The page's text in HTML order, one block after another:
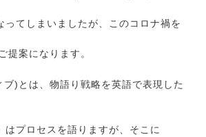
ってしまいましたが、このコロナ禍を
提案になります。
)とは、物語り戦略を英語で表現した
はプロセスを語りますが、そこに